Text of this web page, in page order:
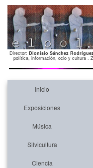
Director: Dionisio Sánchez
política, información, ocio y cultura .
Inicio
Exposiciones
Música
Silvicultura
Ciencia